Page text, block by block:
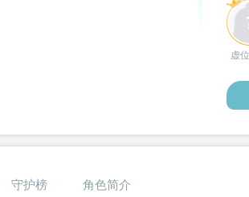
虚
守护榜 角色简介